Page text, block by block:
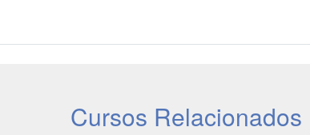
Cursos Relacionados